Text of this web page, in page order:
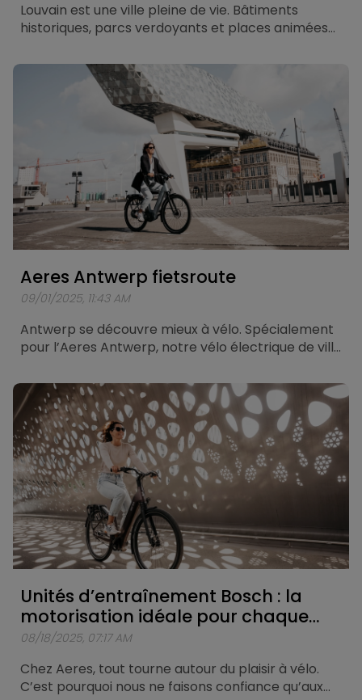
Louvain est une ville pleine de vie. Bâtiments
historiques, parcs verdoyants et places animées
mieux que de découvrir la ville avec l’Aeres Leuven
? Spécialement pour ce vélo électrique urbain, un
itinéraire d’environ 25 kilomètres a été tracé, qui
vous emmène le long des plus beaux endroits de
Aeres Antwerp fietsroute
09/01/2025, 11:43 AM
Antwerp se découvre mieux à vélo. Spécialement
pour l’Aeres Antwerp, notre vélo électrique de ville
été conçu. Une boucle d’environ 25 kilomètres
passant par les lieux les plus emblématiques de la
ville.
Unités d’entraînement Bosch : la
motorisation idéale pour chaque
situation
08/18/2025, 07:17 AM
Chez Aeres, tout tourne autour du plaisir à vélo.
C’est pourquoi nous ne faisons confiance qu’aux